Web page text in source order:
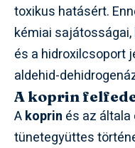
toxikus hatásért.
kémiai
és a hidroxilcsoport
aldehid-
A koprin
Akoprin és az
tünetegyüttes